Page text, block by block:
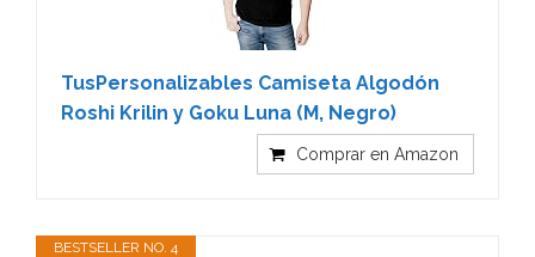
TusPersonalizables Camiseta Algodón
Roshi Krilin y Goku Luna (M, Negro)
Comprar en Amazon
BESTSELLER NO. 4